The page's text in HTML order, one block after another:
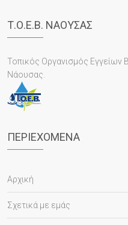
Τ.Ο.Ε.Β. ΝΑΟΥΣΑΣ
Τοπικός Οργανισμός
Νάουσας.
ΠΕΡΙΕΧΌΜΕΝΑ
Αρχική
Σχετικά με εμάς